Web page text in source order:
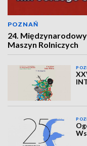
POZNAŃ
24.
Maszyn Rolniczych